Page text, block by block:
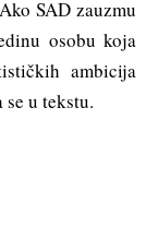
SAD zauzmu
osobu koja
ambicija
u tekstu.